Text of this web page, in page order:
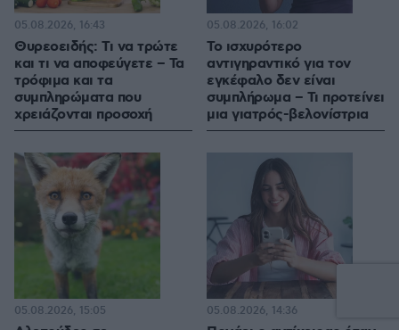
Θυρεοειδής: Τι να τρώτε
και τι να αποφεύγετε – Τα
τρόφιμα και τα
συμπληρώματα που
χρειάζονται προσοχή
05.08.2026, 16:43
Το ισχυρότερο
αντιγηραντικό για τον
εγκέφαλο δεν είναι
συμπλήρωμα – Τι προτείνει
μια γιατρός-βελονίστρια
05.08.2026, 16:02
05.08.2026, 15:05 05.08.2026, 14:36